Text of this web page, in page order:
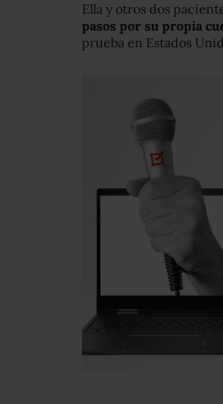
Ella y otros dos
pasos por su propia
prueba en Estados